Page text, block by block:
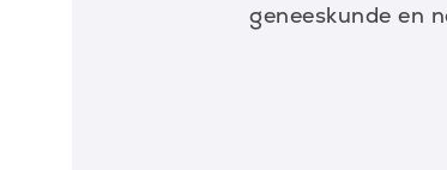
geneeskunde en